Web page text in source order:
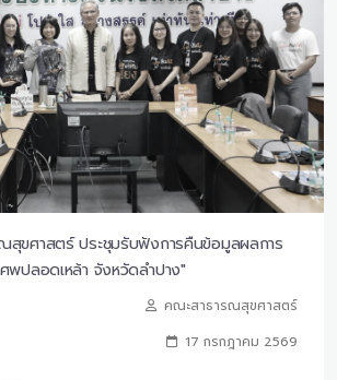
สุขศาสตร์ ประชุมรับฟังการคืนข้อมูลผลการ
พปลอดเหล้า จังหวัดลำปาง"
คณะสาธารณสุขศาสตร์
17 กรกฎาคม 2569